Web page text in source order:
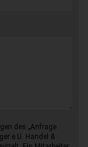
des „Anfrage
e.U. Handel &